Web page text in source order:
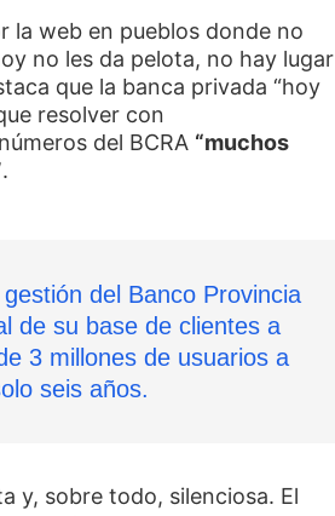
la web en pueblos donde no
no les da pelota, no hay lugar
que la banca privada “hoy
resolver con
del BCRA “muchos
.
del Banco Provincia
de su base de clientes a
3 millones de usuarios a
seis años.
y, sobre todo, silenciosa. El